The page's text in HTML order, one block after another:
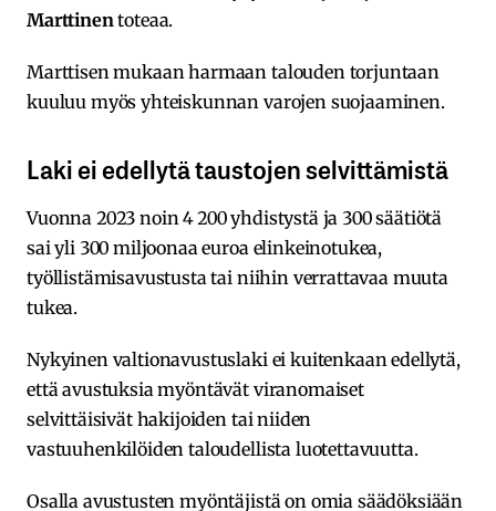
Marttinen toteaa.
Marttisen mukaan harmaan talouden torjuntaan
kuuluu myös yhteiskunnan varojen suojaaminen.
Laki ei edellytä taustojen selvittämistä
Vuonna 2023 noin 4 200 yhdistystä ja 300 säätiötä
sai yli 300 miljoonaa euroa elinkeinotukea,
työllistämisavustusta tai niihin verrattavaa muuta
tukea.
Nykyinen valtionavustuslaki ei kuitenkaan edellytä,
että avustuksia myöntävät viranomaiset
selvittäisivät hakijoiden tai niiden
vastuuhenkilöiden taloudellista luotettavuutta.
Osalla avustusten myöntäjistä on omia säädöksiään